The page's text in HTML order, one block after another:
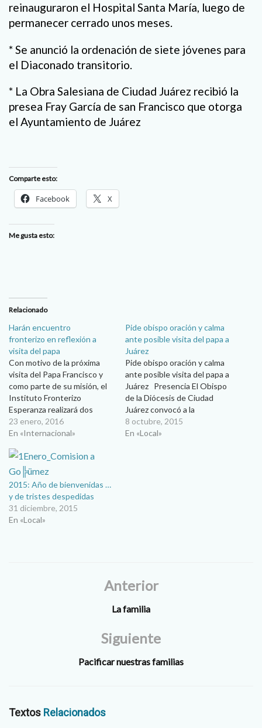
reinauguraron el Hospital Santa María, luego de
permanecer cerrado unos meses.
* Se anunció la ordenación de siete jóvenes para
el Diaconado transitorio.
* La Obra Salesiana de Ciudad Juárez recibió la
presea Fray García de san Francisco que otorga
el Ayuntamiento de Juárez
Comparte esto:
Facebook X
Me gusta esto:
Relacionado
Harán encuentro
fronterizo en reflexión a
visita del papa
Con motivo de la próxima
visita del Papa Francisco y
como parte de su misión, el
Instituto Fronterizo
Esperanza realizará dos
encuentros en Juárez y El
Paso con el objetivo de
dignidad del trabajo y el
trabajador, la dignidad del
migrante y la violencia. “En
el…
23 enero, 2016
En «Internacional»
Pide obispo oración y calma
ante posible visita del papa a
Juárez
Pide obispo oración y calma
ante posible visita del papa a
Juárez Presencia El Obispo
de la Diócesis de Ciudad
Juárez convocó a la
comunidad a seguir orando
para que se haga realidad la
8 octubre, 2015
En «Local»
2015: Año de bienvenidas …
y de tristes despedidas
31 diciembre, 2015
En «Local»
Anterior
La familia
Siguiente
Pacificar nuestras familias
Textos Relacionados